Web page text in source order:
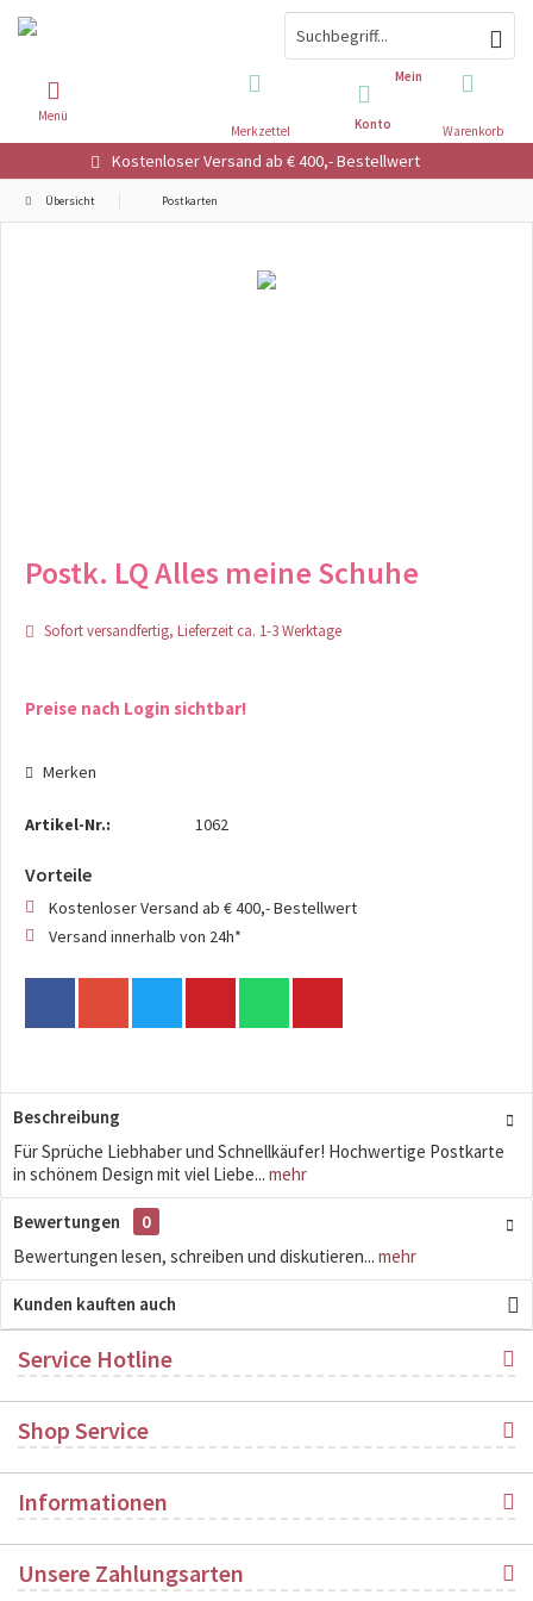
Kostenloser Versand ab € 400,- Bestellwert
Warenkorb
Merkzettel
Mein
Konto
Menü
Übersicht Postkarten
Postk. LQ Alles meine Schuhe
Sofort versandfertig, Lieferzeit ca. 1-3 Werktage
Preise nach Login sichtbar!
Merken
Artikel-Nr.: 1062
Vorteile
Kostenloser Versand ab € 400,- Bestellwert
Versand innerhalb von 24h*
Beschreibung
Für Sprüche Liebhaber und Schnellkäufer! Hochwertige Postkarte
in schönem Design mit viel Liebe... mehr
Bewertungen
0
Bewertungen lesen, schreiben und diskutieren... mehr
Kunden kauften auch
Service Hotline
Shop Service
Informationen
Unsere Zahlungsarten